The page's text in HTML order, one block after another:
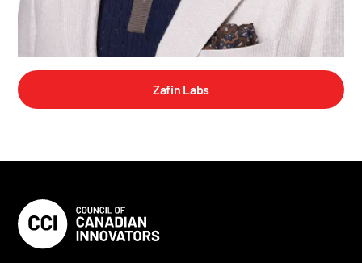
Zafin Labs